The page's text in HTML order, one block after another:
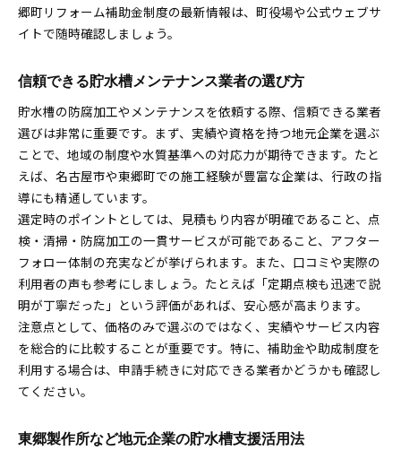
郷町リフォーム補助金制度の最新情報は、町役場や公式ウェブサ
イトで随時確認しましょう。
信頼できる貯水槽メンテナンス業者の選び方
貯水槽の防腐加工やメンテナンスを依頼する際、信頼できる業者
選びは非常に重要です。まず、実績や資格を持つ地元企業を選ぶ
ことで、地域の制度や水質基準への対応力が期待できます。たと
えば、名古屋市や東郷町での施工経験が豊富な企業は、行政の指
導にも精通しています。
選定時のポイントとしては、見積もり内容が明確であること、点
検・清掃・防腐加工の一貫サービスが可能であること、アフター
フォロー体制の充実などが挙げられます。また、口コミや実際の
利用者の声も参考にしましょう。たとえば「定期点検も迅速で説
明が丁寧だった」という評価があれば、安心感が高まります。
注意点として、価格のみで選ぶのではなく、実績やサービス内容
を総合的に比較することが重要です。特に、補助金や助成制度を
利用する場合は、申請手続きに対応できる業者かどうかも確認し
てください。
東郷製作所など地元企業の貯水槽支援活用法